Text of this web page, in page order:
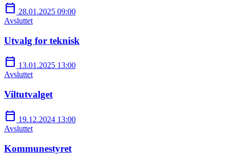
calendar_today 28.01.2025 09:00
Avsluttet
Utvalg for teknisk
calendar_today 13.01.2025 13:00
Avsluttet
Viltutvalget
calendar_today 19.12.2024 13:00
Avsluttet
Kommunestyret